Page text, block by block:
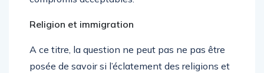
Religion et immigration
A ce titre, la question ne peut pas ne pas être
posée de savoir si l’éclatement des religions et